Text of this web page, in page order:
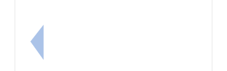
上一筆：轉知115年度採購專業人員基礎訓練班第4期報